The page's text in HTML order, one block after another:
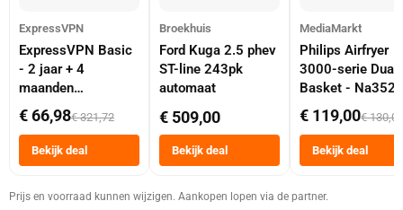
ExpressVPN
ExpressVPN Basic
- 2 jaar + 4
maanden
abonnement
€ 66,98€ 321,72
Bekijk deal
Broekhuis
Ford Kuga 2.5 phev
ST-line 243pk
automaat
€ 509,00
Bekijk deal
MediaMarkt
Philips Airfryer
3000-serie Dual
Basket -
Dubbele Mand 9
Tot 6 Personen
Heteluchtfriteuse
Zwart
€ 119,00€ 130,00
Bekijk deal
Prijs en voorraad kunnen wijzigen. Aankopen lopen via de partner.